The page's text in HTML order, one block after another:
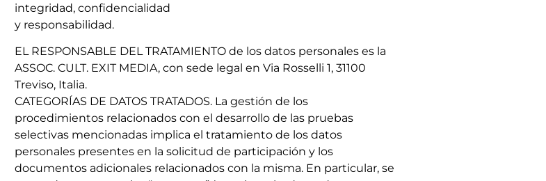
integridad, confidencialidad
y responsabilidad.
EL RESPONSABLE DEL TRATAMIENTO de los datos personales es la
ASSOC. CULT. EXIT MEDIA, con sede legal en Via Rosselli 1, 31100
Treviso, Italia.
CATEGORÍAS DE DATOS TRATADOS. La gestión de los
procedimientos relacionados con el desarrollo de las pruebas
selectivas mencionadas implica el tratamiento de los datos
personales presentes en la solicitud de participación y los
documentos adicionales relacionados con la misma. En particular, se